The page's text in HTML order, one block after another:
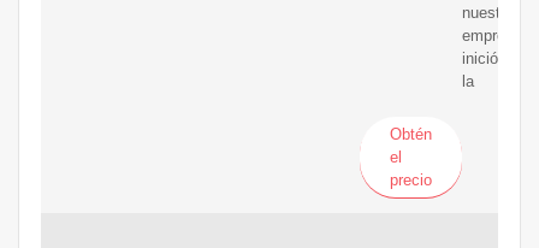
nuestra
empresa
inició
la
Obtén
el
precio